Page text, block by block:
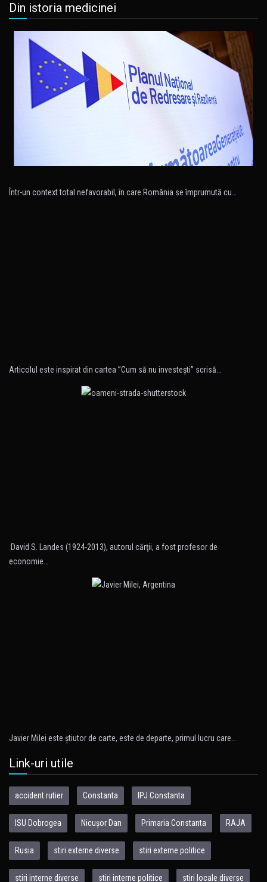
Din istoria medicinei
Într-un context total nefavorabil, în care România se împrumută cu…
Articolul este inspirat din cartea ”Cum să nu investeşti” scrisă…
David S. Landes (1924-2013), autorul cărţii, a fost profesor de
economie…
Javier Milei este ştiutor de carte, este de departe, primul lucru care…
Link-uri utile
accident rutier Constanta IPJ Constanta
ISU Dobrogea Nicușor Dan Primaria Constanta RAJA
Rusia stiri externe diverse stiri externe politice
stiri interne diverse stiri interne politice stiri locale diverse